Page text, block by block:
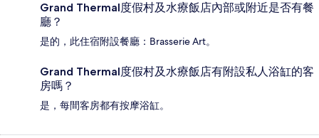
Grand Thermal度假村及水療飯店內部或附近是否有餐
廳？
是的，此住宿附設餐廳：Brasserie Art。
Grand Thermal度假村及水療飯店有附設私人浴缸的客
房嗎？
是，每間客房都有按摩浴缸。